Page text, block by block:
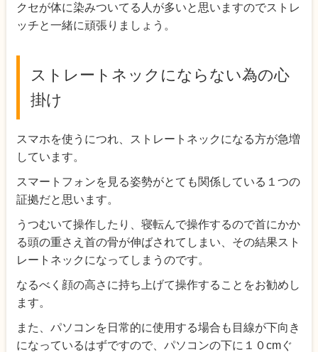
クセが体に染みついてる人が多いと思いますのでストレ
ッチと一緒に頑張りましょう。
ストレートネックにならない為の心
掛け
スマホを使うにつれ、ストレートネックになる方が急増
しています。
スマートフォンを見る姿勢がとても関係している１つの
証拠だと思います。
うつむいて操作したり、寝転んで操作するので首にかか
る頭の重さえ首の骨が伸ばされてしまい、その結果スト
レートネックになってしまうのです。
なるべく顔の高さに持ち上げて操作することをお勧めし
ます。
また、パソコンを日常的に使用する場合も目線が下向き
になっているはずですので、パソコンの下に１０cmぐ